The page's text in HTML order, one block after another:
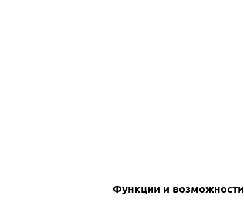
Функции и возможности